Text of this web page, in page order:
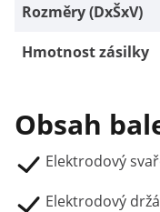
Rozměry (DxŠxV)
Hmotnost zásilky
Obsah
Elektrodový
Elektrodový